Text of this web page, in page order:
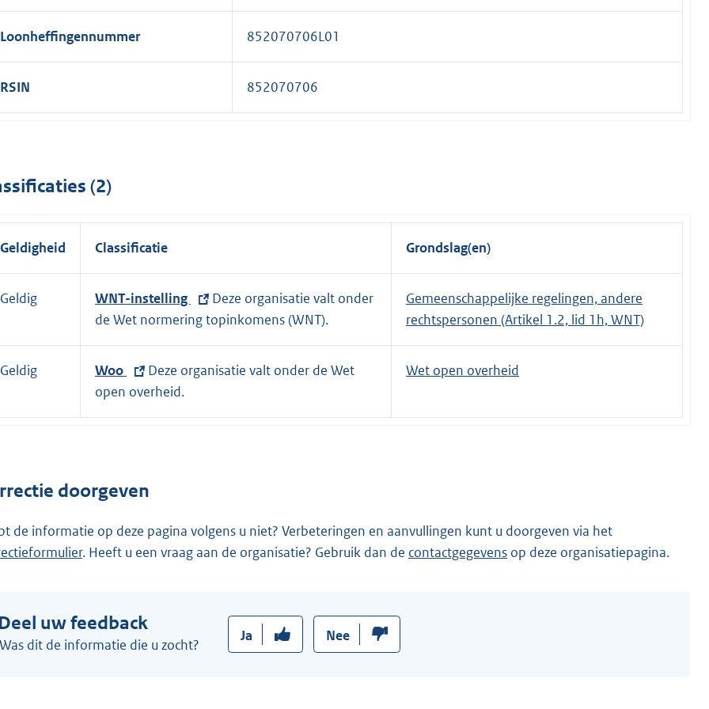
Loonheffingennummer 852070706L01
RSIN 852070706
(2)
Geldigheid Classificatie Grondslag(en)
Geldig
E
x
t
e
e
n
:
WNT-instelling
Deze organisatie valt onder
de Wet normering topinkomens (WNT).
Gemeenschappelijke regelingen, andere
rechtspersonen (Artikel 1.2, lid 1h, WNT)
Geldig
E
x
t
e
n
Woo
Deze organisatie valt onder de Wet
open overheid.
Wet open overheid
doorgeven
de informatie op deze pagina volgens u niet? Verbeteringen en aanvullingen kunt u doorgeven via het
. Heeft u een vraag aan de organisatie? Gebruik dan de contactgegevens op deze organisatiepagina.
uw feedback
Was dit de informatie die u zocht?
Ja Nee